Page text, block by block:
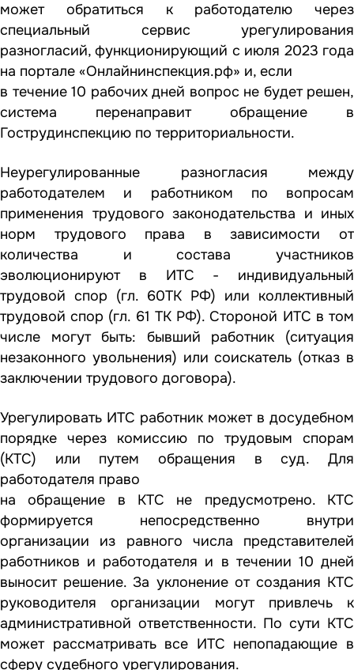
может обратиться к работодателю через
специальный сервис урегулирования
разногласий, функционирующий с июля 2023 года
на портале «Онлайнинспекция.рф» и, если
в течение 10 рабочих дней вопрос не будет решен,
система перенаправит обращение в
Гострудинспекцию по территориальности.
Неурегулированные разногласия между
работодателем и работником по вопросам
применения трудового законодательства и иных
норм трудового права в зависимости от
количества и состава участников
эволюционируют в ИТС - индивидуальный
трудовой спор (гл. 60ТК РФ) или коллективный
трудовой спор (гл. 61 ТК РФ). Стороной ИТС в том
числе могут быть: бывший работник (ситуация
незаконного увольнения) или соискатель (отказ в
заключении трудового договора).
Урегулировать ИТС работник может в досудебном
порядке через комиссию по трудовым спорам
(КТС) или путем обращения в суд. Для
работодателя право
на обращение в КТС не предусмотрено. КТС
формируется непосредственно внутри
организации из равного числа представителей
работников и работодателя и в течении 10 дней
выносит решение. За уклонение от создания КТС
руководителя организации могут привлечь к
административной ответственности. По сути КТС
может рассматривать все ИТС непопадающие в
сферу судебного урегулирования.